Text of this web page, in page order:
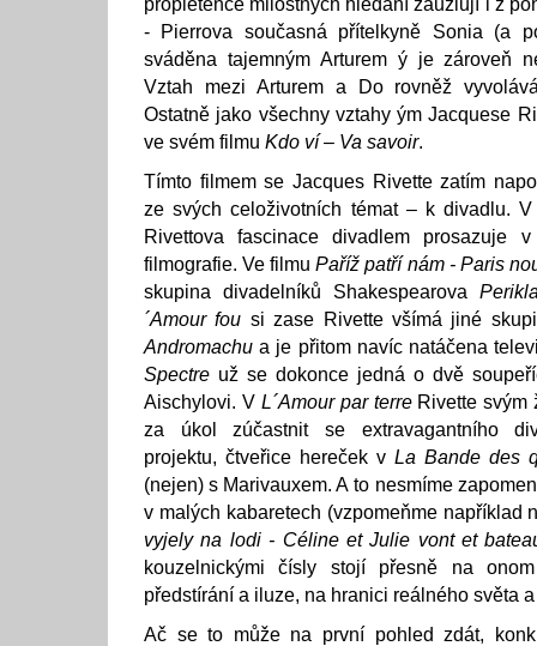
propletence milostných hledání zauzlují i z
- Pierrova současná přítelkyně Sonia (a
sváděna tajemným Arturem ý je zároveň
Vztah mezi Arturem a Do rovněž
Ostatně jako všechny vztahy ým Jacquese
ve svém filmu Kdo ví – Va savoir.
Tímto filmem se Jacques Rivette zatím
ze svých celoživotních témat – k divadlu.
Rivettova fascinace divadlem prosazuje
filmografie. Ve filmuPaříž patří nám - Paris
skupina divadelníků Shakespearova
´Amour fou si zase Rivette všímá jiné
Andromachu a je přitom navíc natáčena
Spectre už se dokonce jedná o dvě
Aischylovi. V L´Amour par terreRivette svým
za úkol zúčastnit se extravagantního
projektu, čtveřice hereček v La Bande des
(nejen) s Marivauxem. A to nesmíme
v malých kabaretech (vzpomeňme například
vyjely na lodi - Céline et Julie vont et
kouzelnickými čísly stojí přesně na
předstírání a iluze, na hranici reálného světa
Ač se to může na první pohled zdát,